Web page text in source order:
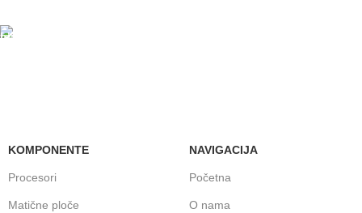
KOMPONENTE
Procesori
Matične ploče
NAVIGACIJA
Početna
O nama